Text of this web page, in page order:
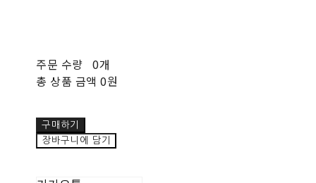
주문 수량 0개
총 상품 금액 0원
구매하기
장바구니에 담기